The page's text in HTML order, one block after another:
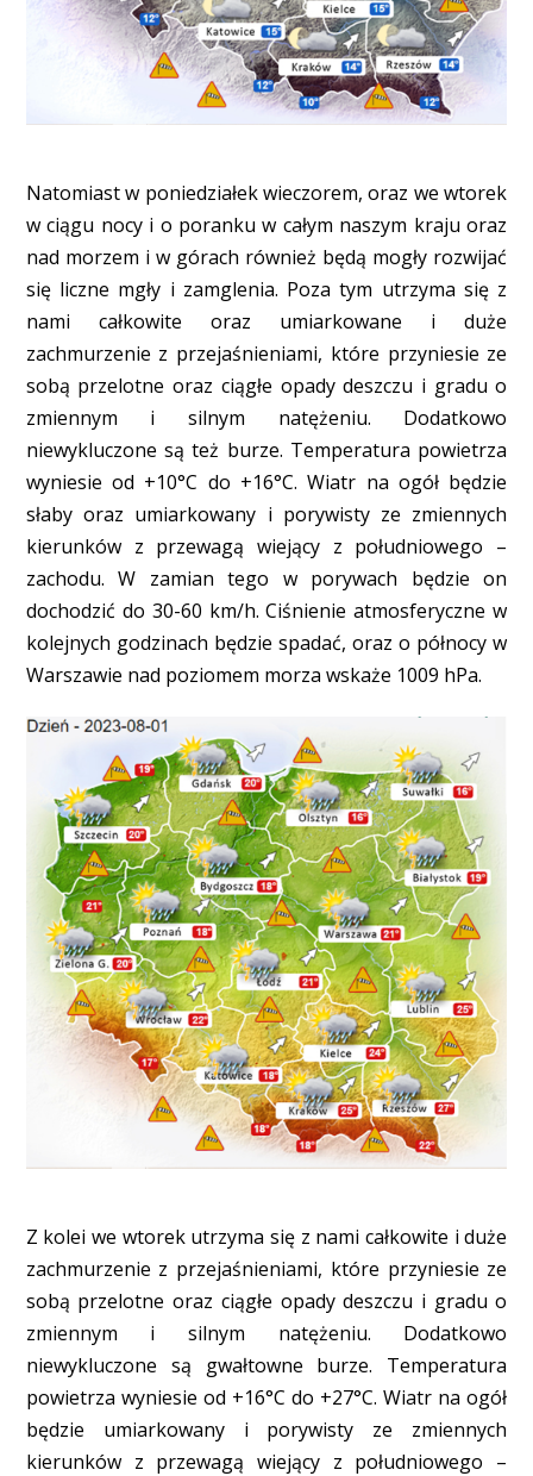
Natomiast w poniedziałek wieczorem, oraz we wtorek
w ciągu nocy i o poranku w całym naszym kraju oraz
nad morzem i w górach również będą mogły rozwijać
się liczne mgły i zamglenia. Poza tym utrzyma się z
nami całkowite oraz umiarkowane i duże
zachmurzenie z przejaśnieniami, które przyniesie ze
sobą przelotne oraz ciągłe opady deszczu i gradu o
zmiennym i silnym natężeniu. Dodatkowo
niewykluczone są też burze. Temperatura powietrza
wyniesie od +10°C do +16°C. Wiatr na ogół będzie
słaby oraz umiarkowany i porywisty ze zmiennych
kierunków z przewagą wiejący z południowego –
zachodu. W zamian tego w porywach będzie on
dochodzić do 30-60 km/h. Ciśnienie atmosferyczne w
kolejnych godzinach będzie spadać, oraz o północy w
Warszawie nad poziomem morza wskaże 1009 hPa.
Z kolei we wtorek utrzyma się z nami całkowite i duże
zachmurzenie z przejaśnieniami, które przyniesie ze
sobą przelotne oraz ciągłe opady deszczu i gradu o
zmiennym i silnym natężeniu. Dodatkowo
niewykluczone są gwałtowne burze. Temperatura
powietrza wyniesie od +16°C do +27°C. Wiatr na ogół
będzie umiarkowany i porywisty ze zmiennych
kierunków z przewagą wiejący z południowego –